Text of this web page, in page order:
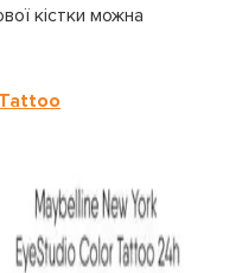
кістки можна